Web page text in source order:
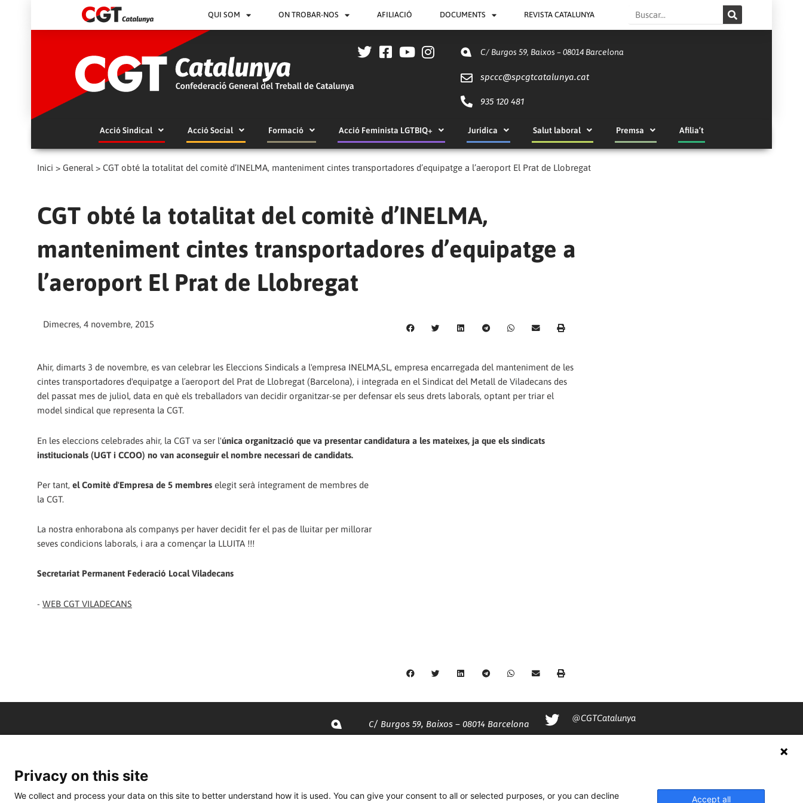
QUI SOM ON TROBAR-NOS AFILIACIÓ DOCUMENTS REVISTA CATALUNYA Search
C/ Burgos 59, Baixos – 08014 Barcelona
spccc@spcgtcatalunya.cat
935 120 481
Acció Sindical Acció Social Formació Acció Feminista LGTBIQ+ Jurídica Salut laboral Premsa Afilia’t
Inici > General > CGT obté la totalitat del comitè d’INELMA, manteniment cintes transportadores d’equipatge a l’aeroport El Prat de Llobregat
CGT obté la totalitat del comitè d’INELMA,
manteniment cintes transportadores d’equipatge a
l’aeroport El Prat de Llobregat
Dimecres, 4 novembre, 2015
Ahir, dimarts 3 de novembre, es van celebrar les Eleccions Sindicals a l'empresa INELMA,SL, empresa encarregada del manteniment de les
cintes transportadores d'equipatge a l´aeroport del Prat de Llobregat (Barcelona), i integrada en el Sindicat del Metall de Viladecans des
del passat mes de juliol, data en què els treballadors van decidir organitzar-se per defensar els seus drets laborals, optant per triar el
model sindical que representa la CGT.
En les eleccions celebrades ahir, la CGT va ser l'única organització que va presentar candidatura a les mateixes, ja que els sindicats
institucionals (UGT i CCOO) no van aconseguir el nombre necessari de candidats.
Per tant, el Comitè d'Empresa de 5 membres elegit serà íntegrament de membres de
la CGT.
La nostra enhorabona als companys per haver decidit fer el pas de lluitar per millorar
seves condicions laborals, i ara a començar la LLUITA !!!
Secretariat Permanent Federació Local Viladecans
- WEB CGT VILADECANS
C/ Burgos 59, Baixos – 08014 Barcelona
935 120 481
@CGTCatalunya
Privacy on this site
We collect and process your data on this site to better understand how it is used. You can give your consent to all or selected purposes, or you can decline
Accept all